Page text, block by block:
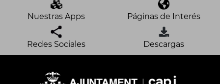
Nuestras Apps Páginas de Interés
Redes Sociales Descargas